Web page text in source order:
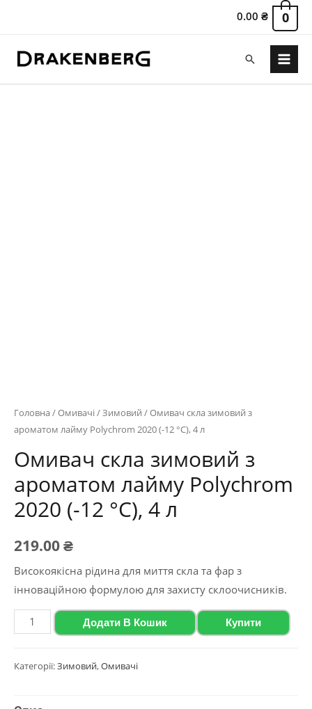
0.00₴ 0
Пошук
Main
Головна/Омивачі/Зимовий / Омивач скла зимовий з
ароматом лайму Polychrom 2020 (-12 °C), 4 л
Омивач скла зимовий з
ароматом лайму Polychrom
2020 (-12 °C), 4 л
219.00₴
Високоякісна рідина для миття скла та фар з
інноваційною формулою для захисту склоочисників.
Омивач
скла
з
Додати В Кошик Купити
Категорії:Зимовий,Омивачі